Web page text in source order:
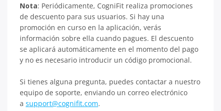
Nota: Periódicamente, CogniFit realiza promociones
de descuento para sus usuarios. Si hay una
promoción en curso en la aplicación, verás
información sobre ella cuando pagues. El descuento
se aplicará automáticamente en el momento del pago
y no es necesario introducir un código promocional.
Si tienes alguna pregunta, puedes contactar a nuestro
equipo de soporte, enviando un correo electrónico
a support@cognifit.com.